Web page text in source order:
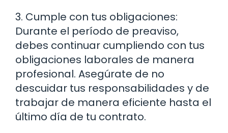
3. Cumple con tus obligaciones:
Durante el período de preaviso,
debes continuar cumpliendo con tus
obligaciones laborales de manera
profesional. Asegúrate de no
descuidar tus responsabilidades y de
trabajar de manera eficiente hasta el
último día de tu contrato.